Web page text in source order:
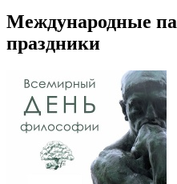
Международные
праздники